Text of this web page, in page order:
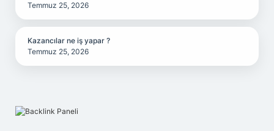
Temmuz 25, 2026
Kazancılar ne iş yapar ?
Temmuz 25, 2026